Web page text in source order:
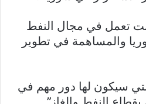
تعمل في مجال النفط
والمساهمة في تطوير
التي سيكون لها دور مهم في